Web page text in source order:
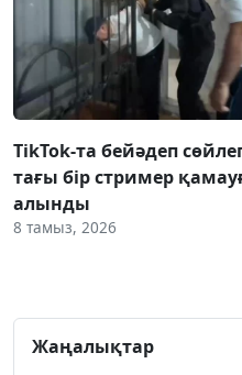
TikTok-та бейәдеп
тағы бір стример
алынды
8 тамыз, 2026
Жаңалықтар